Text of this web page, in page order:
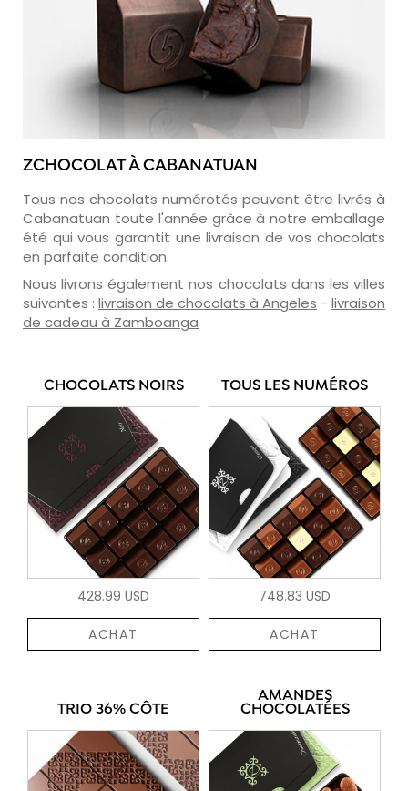
ZCHOCOLAT À CABANATUAN
Tous nos chocolats numérotés peuvent être livrés à
Cabanatuan toute l'année grâce à notre emballage
été qui vous garantit une livraison de vos chocolats
en parfaite condition.
Nous livrons également nos chocolats dans les villes
suivantes : livraison de chocolats à Angeles - livraison
de cadeau à Zamboanga
CHOCOLATS NOIRS
428.99 USD
ACHAT
TOUS LES NUMÉROS
748.83 USD
ACHAT
TRIO 36% CÔTE
AMANDES
CHOCOLATÉES